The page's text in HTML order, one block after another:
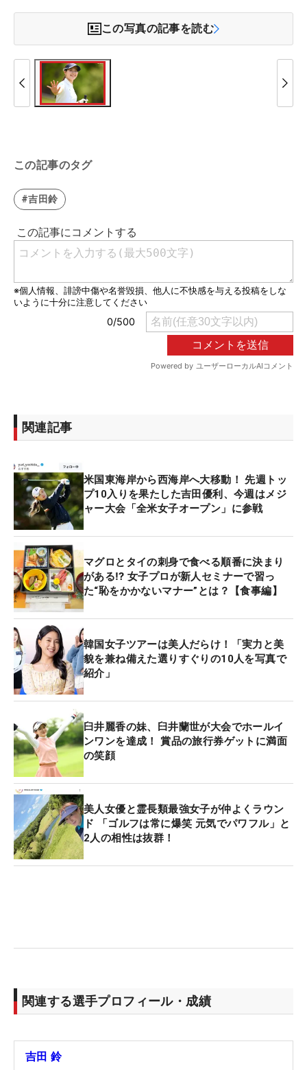
この写真の記事を読む
この記事のタグ
#吉田鈴
関連記事
米国東海岸から西海岸へ大移動！ 先週トッ
プ10入りを果たした吉田優利、今週はメジ
ャー大会「全米女子オープン」に参戦
マグロとタイの刺身で食べる順番に決まり
がある⁉ 女子プロが新人セミナーで習っ
た“恥をかかないマナー”とは？【食事編】
韓国女子ツアーは美人だらけ！「実力と美
貌を兼ね備えた選りすぐりの10人を写真で
紹介」
臼井麗香の妹、臼井蘭世が大会でホールイ
ンワンを達成！ 賞品の旅行券ゲットに満面
の笑顔
美人女優と霊長類最強女子が仲よくラウン
ド 「ゴルフは常に爆笑 元気でパワフル」と
2人の相性は抜群！
関連する選手プロフィール・成績
吉田 鈴